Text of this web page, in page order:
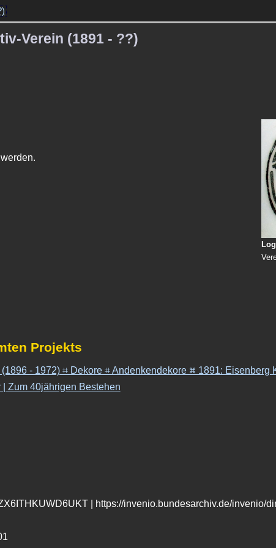
Verein (1891 - ??)
Projekts
- 1972) ⌗ Dekore ⌗ Andenkendekore ⌘ 1891: Eisenberg
Zum 40jährigen Bestehen
| https://invenio.bundesarchiv.de/invenio/